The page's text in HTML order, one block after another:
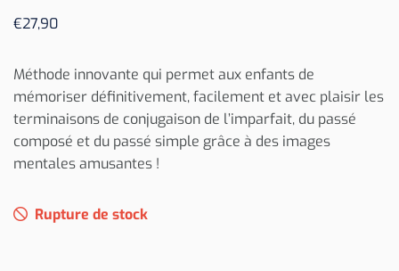
€27,90
Méthode innovante qui permet aux enfants de
mémoriser définitivement, facilement et avec plaisir les
terminaisons de conjugaison de l’imparfait, du passé
composé et du passé simple grâce à des images
mentales amusantes !
Rupture de stock